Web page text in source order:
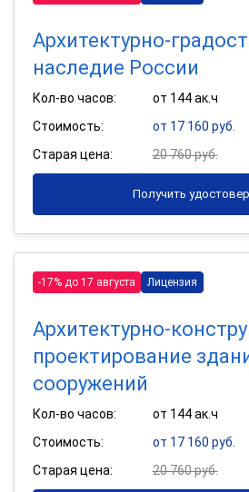
Архитектурно-
наследие России
Кол-во часов:
от 144 ак.ч
Стоимость:
от 17 160 руб.
Старая цена:
20 760 руб.
Получить
-17% до 17 августа Лицензия
Архитектурно-
проектирование
сооружений
Кол-во часов:
от 144 ак.ч
Стоимость:
от 17 160 руб.
Старая цена:
20 760 руб.